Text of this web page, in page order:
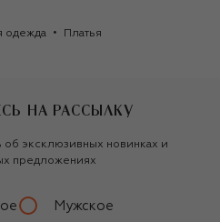
одежда Платья
НА РАССЫЛКУ
об эксклюзивных новинках и
предложениях
Мужское